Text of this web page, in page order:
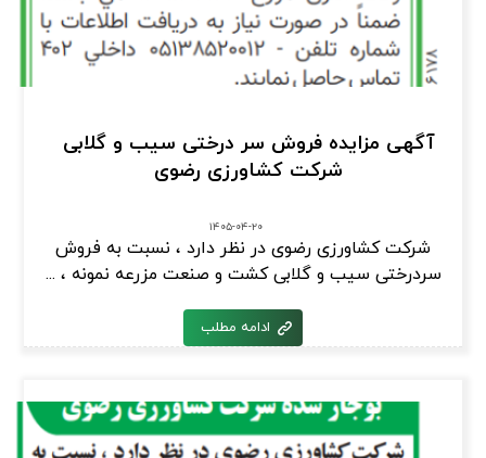
آگهی مزایده فروش سر درختی سیب و گلابی
شرکت کشاورزی رضوی
۱۴۰۵-۰۴-۲۰
شرکت کشاورزی رضوی در نظر دارد ، نسبت به فروش
سردرختی سیب و گلابی کشت و صنعت مزرعه نمونه ، ...
ادامه مطلب